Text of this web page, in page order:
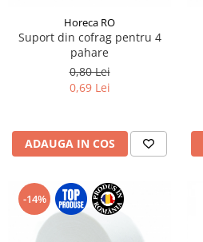
Horeca RO
Suport din cofrag pentru 4
pahare
0,80 Lei
0,69 Lei
ADAUGA IN COS
-14%